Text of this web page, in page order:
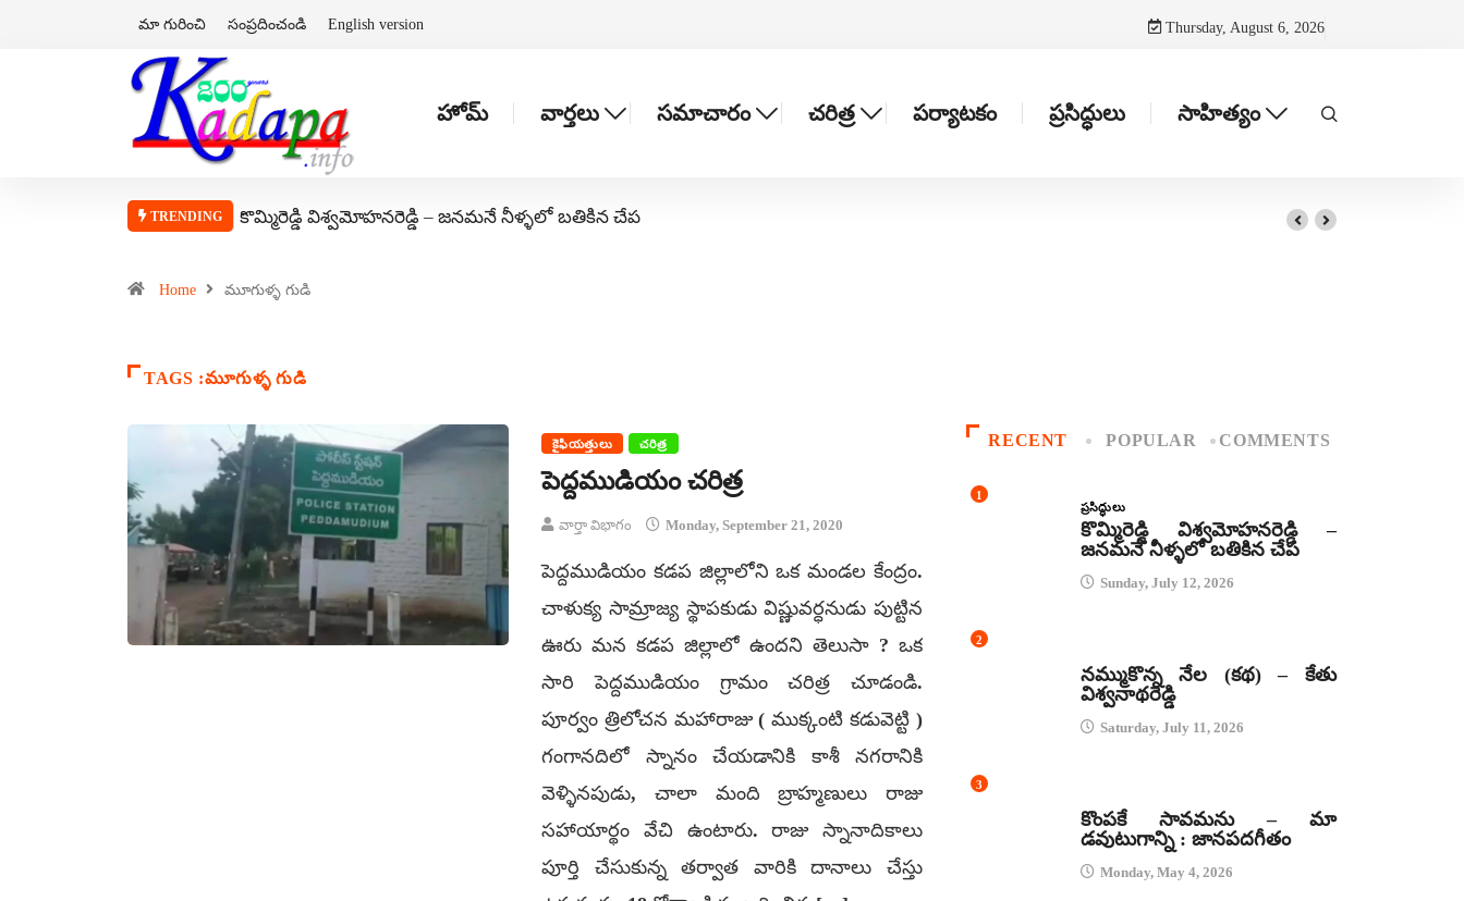
మా గురించి సంప్రదించండి English version Thursday, August 6, 2026
హోమ్ వార్తలు సమాచారం చరిత్ర పర్యాటకం ప్రసిద్ధులు సాహిత్యం
TRENDING కొమ్మిరెడ్డి విశ్వమోహనరెడ్డి – జనమనే నీళ్ళలో బతికిన చేప
Home మూగుళ్ళ గుడి
TAGS :మూగుళ్ళ గుడి
కైఫియత్తులు చరిత్ర
పెద్దముడియం చరిత్ర
వార్తా విభాగం Monday, September 21, 2020
పెద్దముడియం కడప జిల్లాలోని ఒక మండల కేంద్రం.
చాళుక్య సామ్రాజ్య స్థాపకుడు విష్ణువర్ధనుడు పుట్టిన
ఊరు మన కడప జిల్లాలో ఉందని తెలుసా ? ఒక
సారి పెద్దముడియం గ్రామం చరిత్ర చూడండి.
పూర్వం త్రిలోచన మహారాజు ( ముక్కంటి కడువెట్టి )
గంగానదిలో స్నానం చేయడానికి కాశీ నగరానికి
వెళ్ళినపుడు, చాలా మంది బ్రాహ్మణులు రాజు
సహాయార్థం వేచి ఉంటారు. రాజు స్నానాదికాలు
పూర్తి చేసుకున్న తర్వాత వారికి దానాలు చేస్తు
RECENT POPULAR COMMENTS
1
ప్రసిద్ధులు
కొమ్మిరెడ్డి విశ్వమోహనరెడ్డి –
జనమనే నీళ్ళలో బతికిన చేప
Sunday, July 12, 2026
2
నమ్ముకొన్న నేల (కథ) – కేతు
విశ్వనాథరెడ్డి
Saturday, July 11, 2026
3
కొంపకే సావమను – మా
డవుటుగాన్ని : జానపదగీతం
Monday, May 4, 2026